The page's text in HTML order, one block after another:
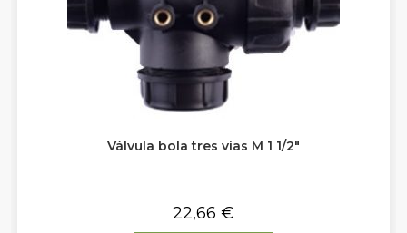
Válvula bola tres vias M 1 1/2″
22,66 €